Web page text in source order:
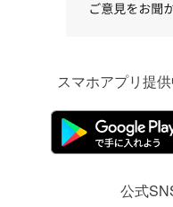
スマホアプリ提
公式